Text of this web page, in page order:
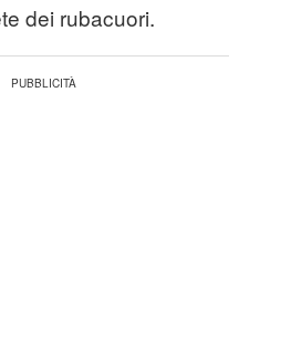
dei rubacuori.